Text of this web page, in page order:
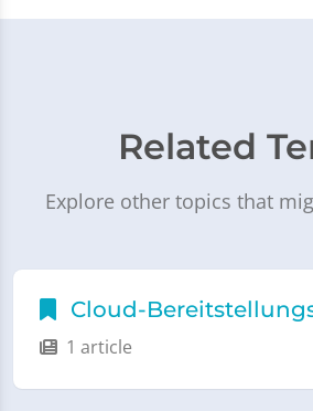
Related
Explore other topics that
Cloud-
1 article